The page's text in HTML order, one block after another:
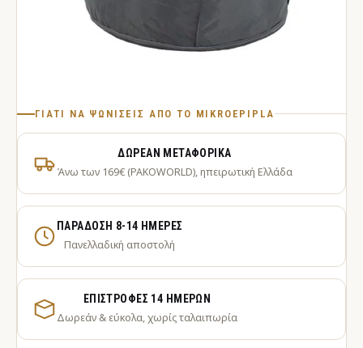
ΓΙΑΤΊ ΝΑ ΨΩΝΊΣΕΙΣ ΑΠΌ ΤΟ MIKROEPIPLA
ΔΩΡΕΆΝ ΜΕΤΑΦΟΡΙΚΆ
Άνω των 169€ (PAKOWORLD), ηπειρωτική Ελλάδα
ΠΑΡΆΔΟΣΗ 8-14 ΗΜΈΡΕΣ
Πανελλαδική αποστολή
ΕΠΙΣΤΡΟΦΈΣ 14 ΗΜΕΡΏΝ
Δωρεάν & εύκολα, χωρίς ταλαιπωρία